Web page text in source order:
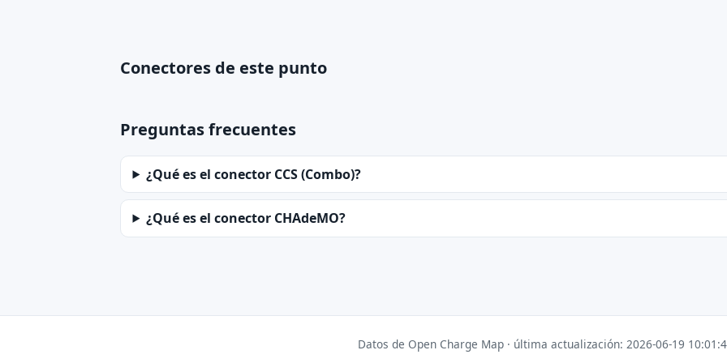
Conectores de este punto
Preguntas frecuentes
¿Qué es el conector CCS (Combo)?
¿Qué es el conector CHAdeMO?
Datos de Open Charge Map · última actualización: 2026-06-19